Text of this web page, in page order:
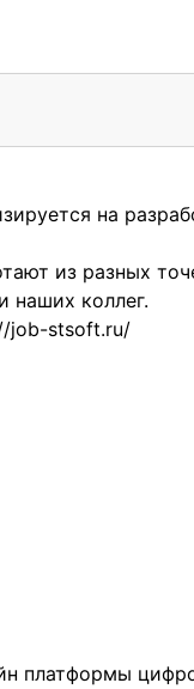
на
из разных
наших коллег.
job-stsoft.ru/
платформы